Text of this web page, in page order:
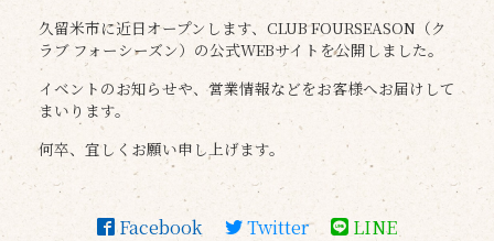
久留米市に近日オープンします、CLUB FOURSEASON（ク
ラブ フォーシーズン）の公式WEBサイトを公開しました。
イベントのお知らせや、営業情報などをお客様へお届けして
まいります。
何卒、宜しくお願い申し上げます。
Facebook Twitter LINE